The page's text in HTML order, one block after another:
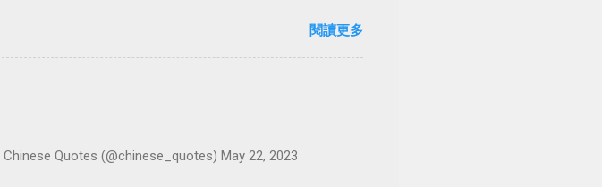
閱讀更多
Quotes (@chinese_quotes) May 22, 2023